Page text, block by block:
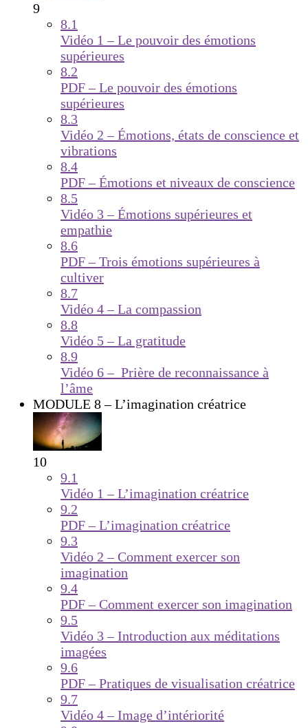
9
8.1
Vidéo 1 – Le pouvoir des émotions
supérieures
8.2
PDF – Le pouvoir des émotions
supérieures
8.3
Vidéo 2 – Émotions, états de conscience et
vibrations
8.4
PDF – Émotions et niveaux de conscience
8.5
Vidéo 3 – Émotions supérieures et
empathie
8.6
PDF – Trois émotions supérieures à
cultiver
8.7
Vidéo 4 – La compassion
8.8
Vidéo 5 – La gratitude
8.9
Vidéo 6 – Prière de reconnaissance à
l’âme
MODULE 8 – L’imagination créatrice
10
9.1
Vidéo 1 – L’imagination créatrice
9.2
PDF – L’imagination créatrice
9.3
Vidéo 2 – Comment exercer son
imagination
9.4
PDF – Comment exercer son imagination
9.5
Vidéo 3 – Introduction aux méditations
imagées
9.6
PDF – Pratiques de visualisation créatrice
9.7
Vidéo 4 – Image d’intériorité